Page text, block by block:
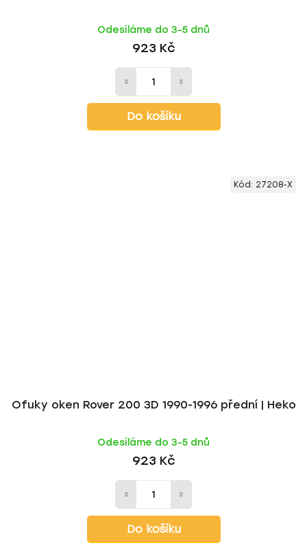
Odesíláme do 3-5 dnů
923 Kč
Do košíku
Ofuky oken Rover 200 3D 1990-1996 přední | Heko
Odesíláme do 3-5 dnů
923 Kč
Do košíku
Kód: 27208-X